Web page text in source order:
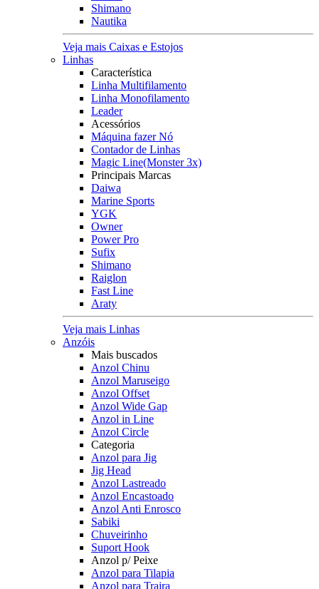
Shimano
Nautika
Veja mais Caixas e Estojos
Linhas
Característica
Linha Multifilamento
Linha Monofilamento
Leader
Acessórios
Máquina fazer Nó
Contador de Linhas
Magic Line(Monster 3x)
Principais Marcas
Daiwa
Marine Sports
YGK
Owner
Power Pro
Sufix
Shimano
Raiglon
Fast Line
Araty
Veja mais Linhas
Anzóis
Mais buscados
Anzol Chinu
Anzol Maruseigo
Anzol Offset
Anzol Wide Gap
Anzol in Line
Anzol Circle
Categoria
Anzol para Jig
Jig Head
Anzol Lastreado
Anzol Encastoado
Anzol Anti Enrosco
Sabiki
Chuveirinho
Suport Hook
Anzol p/ Peixe
Anzol para Tilapia
Anzol para Traira